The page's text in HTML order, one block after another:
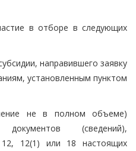
в отборе в следующих
направившего заявку
установленным пунктом
не в полном объеме)
(сведений),
12, 12(1) или 18 настоящих